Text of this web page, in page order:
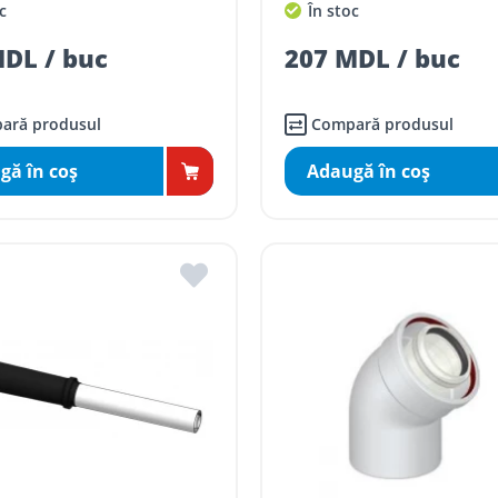
/ buc
produsul
în coş
În stoc
207 MDL / buc
Compară produsul
Adaugă în coş